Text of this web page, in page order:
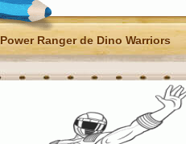
Power Ranger de Dino Warriors